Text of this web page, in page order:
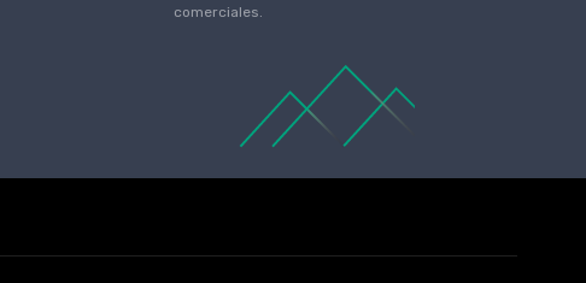
comerciales.